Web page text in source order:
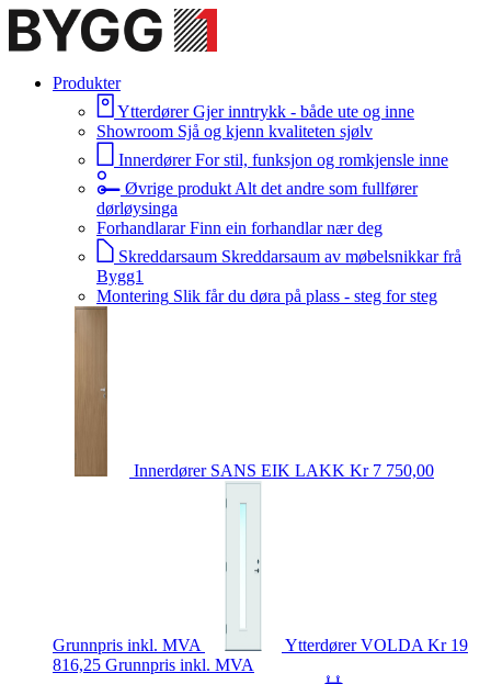
Produkter
Ytterdører Gjer inntrykk - både ute og inne
Showroom Sjå og kjenn kvaliteten sjølv
Innerdører For stil, funksjon og romkjensle inne
Øvrige produkt Alt det andre som fullfører
dørløysinga
Forhandlarar Finn ein forhandlar nær deg
Skreddarsaum Skreddarsaum av møbelsnikkar frå
Bygg1
Montering Slik får du døra på plass - steg for steg
Innerdører SANS EIK LAKK Kr 7 750,00
Grunnpris inkl. MVA YtterdørerVOLDA Kr 19
816,25 Grunnpris inkl. MVA